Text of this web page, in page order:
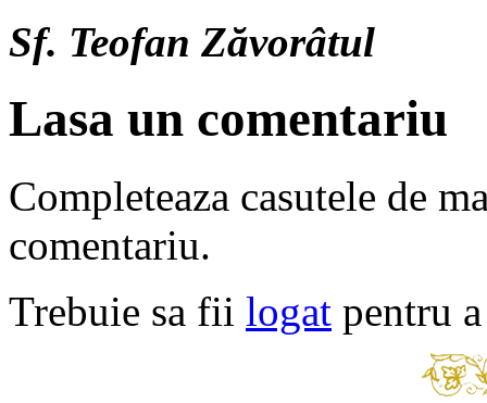
Sf. Teofan Zăvorâtul
Lasa un comentariu
Completeaza casutele de
comentariu.
Trebuie sa fii logat pentru